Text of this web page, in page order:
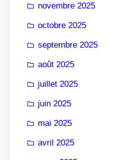
novembre 2025
octobre 2025
septembre 2025
août 2025
juillet 2025
juin 2025
mai 2025
avril 2025